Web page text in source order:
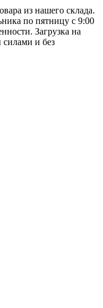
из нашего склада.
по пятницу с 9:00
Загрузка на
силами и без